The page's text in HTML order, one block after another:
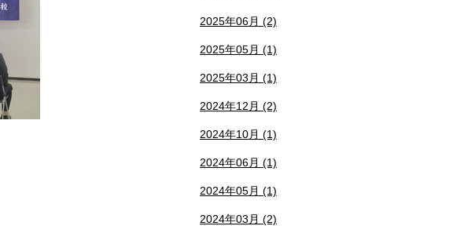
2025年06月 (2)
2025年05月 (1)
2025年03月 (1)
2024年12月 (2)
2024年10月 (1)
2024年06月 (1)
2024年05月 (1)
2024年03月 (2)